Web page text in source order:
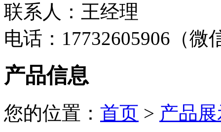
联系人：王经理
电话：17732605906（微
产品信息
您的位置： 首页 > 产品